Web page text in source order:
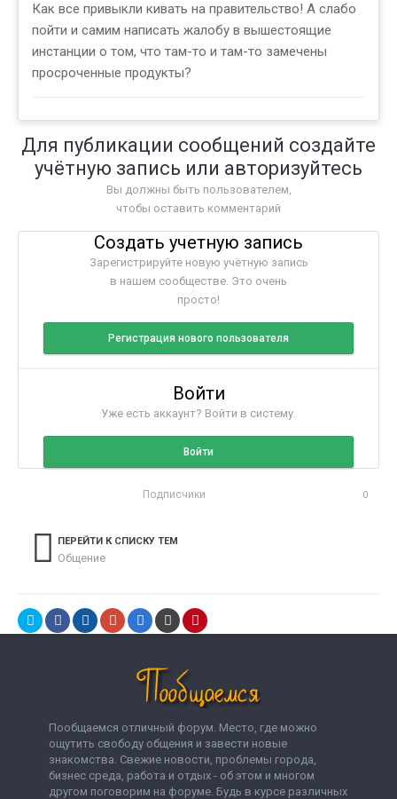
Как все привыкли кивать на правительство! А слабо
пойти и самим написать жалобу в вышестоящие
инстанции о том, что там-то и там-то замечены
просроченные продукты?
Для публикации сообщений создайте
учётную запись или авторизуйтесь
Вы должны быть пользователем,
чтобы оставить комментарий
Создать учетную запись
Зарегистрируйте новую учётную запись
в нашем сообществе. Это очень
просто!
Регистрация нового пользователя
Войти
Уже есть аккаунт? Войти в систему.
Войти
Подписчики 0
ПЕРЕЙТИ К СПИСКУ ТЕМ
Общение
Пообщаемся отличный форум. Место, где можно
ощутить свободу общения и завести новые
знакомства. Свежие новости, проблемы города,
бизнес среда, работа и отдых - об этом и многом
другом поговорим на форуме. Будь в курсе различных